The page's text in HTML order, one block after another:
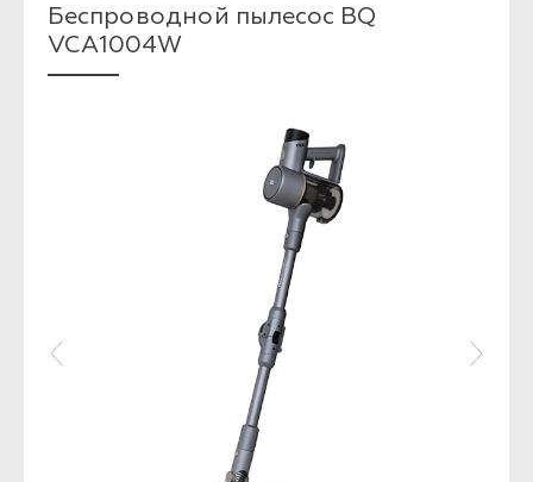
Беспроводной пылесос BQ
VCA1004W